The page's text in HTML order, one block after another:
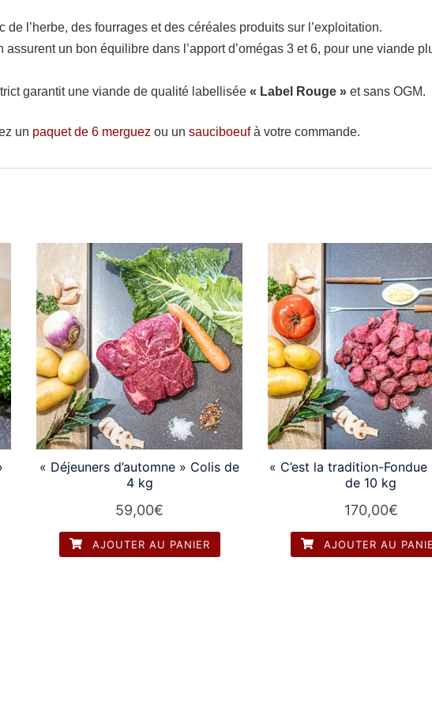
l’herbe, des fourrages et des céréales produits sur l’exploitation.
un bon équilibre dans l’apport d’omégas 3 et 6, pour une viande
garantit une viande de qualité labellisée « Label Rouge » et sans OGM.
un paquet de 6 merguez ou un sauciboeufà votre commande.
« Déjeuners d’automne » Colis de
4 kg
59,00€
AJOUTER AU PANIER
« C’est la tradition-
de 10 kg
170,00€
AJOUTER AU